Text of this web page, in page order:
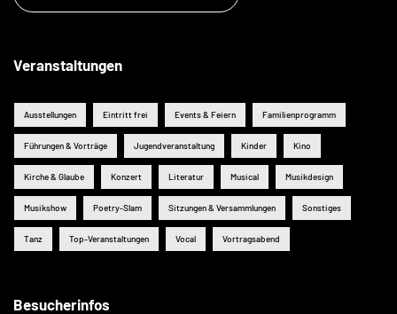
Veranstaltungen
Ausstellungen Eintritt frei Events & Feiern Familienprogramm
Führungen & Vorträge Jugendveranstaltung Kinder Kino
Kirche & Glaube Konzert Literatur Musical Musikdesign
Musikshow Poetry-Slam Sitzungen & Versammlungen Sonstiges
Tanz Top-Veranstaltungen Vocal Vortragsabend
Besucherinfos